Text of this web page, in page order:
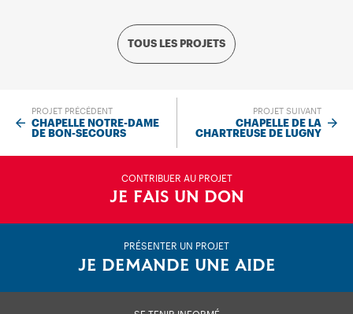
TOUS LES PROJETS
PROJET PRÉCÉDENT
CHAPELLE NOTRE-DAME
DE BON-SECOURS
PROJET SUIVANT
CHAPELLE DE LA
CHARTREUSE DE LUGNY
CONTRIBUER AU PROJET
JE FAIS UN DON
PRÉSENTER UN PROJET
JE DEMANDE UNE AIDE